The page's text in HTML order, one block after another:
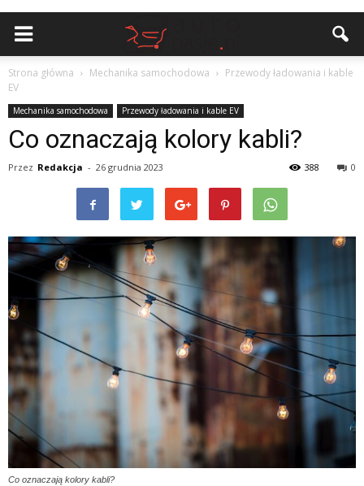
Strona główna Mechanika samochodowa
Przewody ładowania i kable
EV
Mechanika samochodowa Przewody ładowania i kable EV
Co oznaczają kolory kabli?
Przez Redakcja - 26 grudnia 2023 0
388
Co oznaczają kolory kabli?